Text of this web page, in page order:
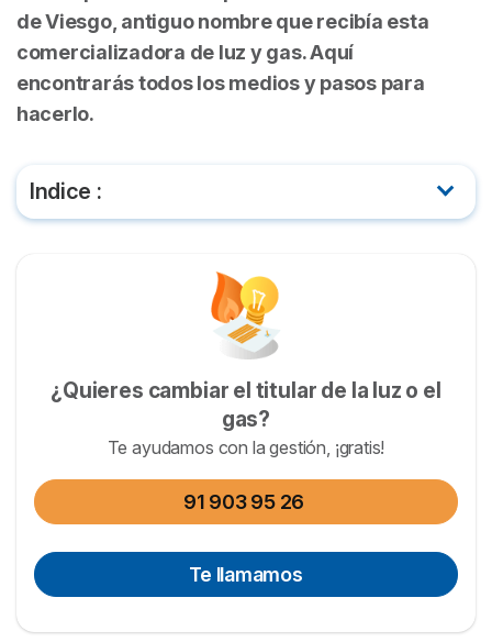
de Viesgo, antiguo nombre que recibía esta
comercializadora de luz y gas. Aquí
encontrarás todos los medios y pasos para
hacerlo.
Indice :
¿Cómo puedo hacer un cambio de titular de gas
¿Cuánto cuesta cambiar la titularidad?
¿Cuándo es necesario cambiar el titular del gas
natural?
¿Dónde puedo hacerlo?
¿Quieres cambiar el titular de la luz o el
gas?
Te ayudamos con la gestión, ¡gratis!
91 903 95 26
Te llamamos